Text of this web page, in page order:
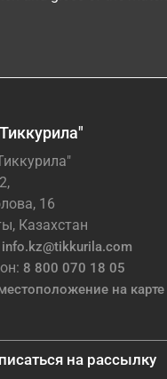
16
Казахстан
info.kz@tikkurila.com
8 800 070 18 05
на карте
на рассылку